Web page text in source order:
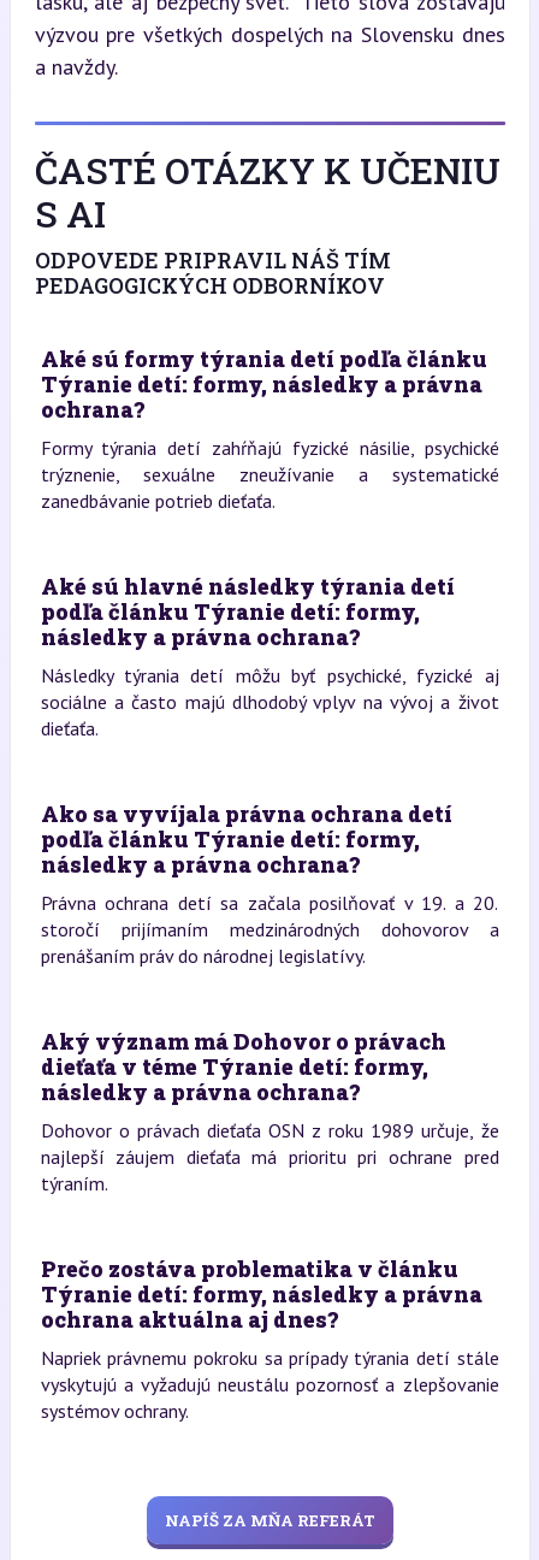
výzvou pre všetkých dospelých na Slovensku dnes
a navždy.
ČASTÉ OTÁZKY K UČENIU
S AI
ODPOVEDE PRIPRAVIL NÁŠ TÍM
PEDAGOGICKÝCH ODBORNÍKOV
Aké sú formy týrania detí podľa článku
Týranie detí: formy, následky a právna
ochrana?
Formy týrania detí zahŕňajú fyzické násilie, psychické
trýznenie, sexuálne zneužívanie a systematické
zanedbávanie potrieb dieťaťa.
Aké sú hlavné následky týrania detí
podľa článku Týranie detí: formy,
následky a právna ochrana?
Následky týrania detí môžu byť psychické, fyzické aj
sociálne a často majú dlhodobý vplyv na vývoj a život
dieťaťa.
Ako sa vyvíjala právna ochrana detí
podľa článku Týranie detí: formy,
následky a právna ochrana?
Právna ochrana detí sa začala posilňovať v 19. a 20.
storočí prijímaním medzinárodných dohovorov a
prenášaním práv do národnej legislatívy.
Aký význam má Dohovor o právach
dieťaťa v téme Týranie detí: formy,
následky a právna ochrana?
Dohovor o právach dieťaťa OSN z roku 1989 určuje, že
najlepší záujem dieťaťa má prioritu pri ochrane pred
týraním.
Prečo zostáva problematika v článku
Týranie detí: formy, následky a právna
ochrana aktuálna aj dnes?
Napriek právnemu pokroku sa prípady týrania detí stále
vyskytujú a vyžadujú neustálu pozornosť a zlepšovanie
systémov ochrany.
NAPÍŠ ZA MŇA REFERÁT